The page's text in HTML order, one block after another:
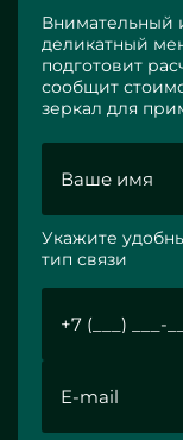
Внимательный
деликатный
подготовит
сообщит
зеркал для
Укажите
тип связи